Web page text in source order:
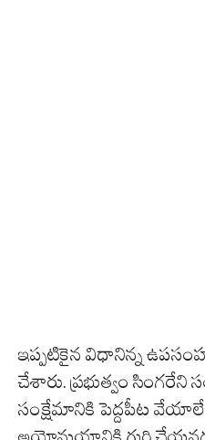
ఇప్పటికైన విధానిన్న
చేశారు. ప్రభుత్వం సింగరేని
సంక్షేమానికి పెద్దపీట